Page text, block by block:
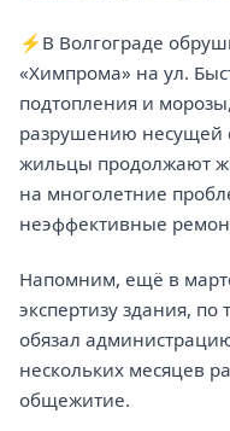
⚡️В Волгограде
«Химпрома» на ул.
подтопления и
разрушению несущей
жильцы продолжают
на многолетние
неэффективные
Напомним, ещё в
экспертизу здания,
обязал
нескольких месяцев
общежитие.